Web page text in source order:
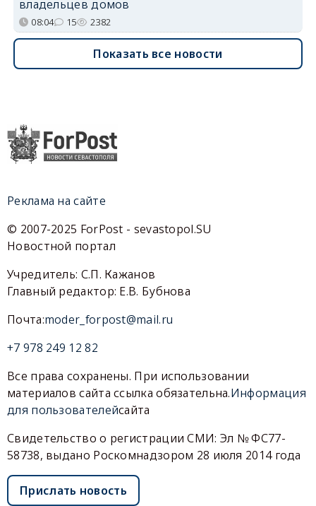
владельцев домов
08:04 15 2382
Показать все новости
Реклама на сайте
© 2007-2025 ForPost - sevastopol.SU
Новостной портал
Учредитель: С.П. Кажанов
Главный редактор: Е.В. Бубнова
Почта:moder_forpost@mail.ru
+7 978 249 12 82
Все права сохранены. При использовании
материалов сайта ссылка обязательна.Информация
для пользователейсайта
Свидетельство о регистрации СМИ: Эл № ФС77-
58738, выдано Роскомнадзором 28 июля 2014 года
Прислать новость